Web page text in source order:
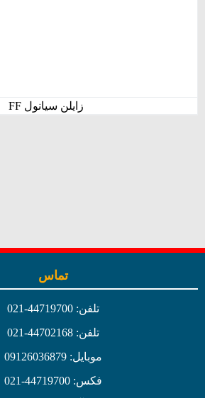
زایلن سیانول FF
تماس
تلفن: 44719700-021
تلفن: 44702168-021
موبایل: 09126036879
فکس: 44719700-021